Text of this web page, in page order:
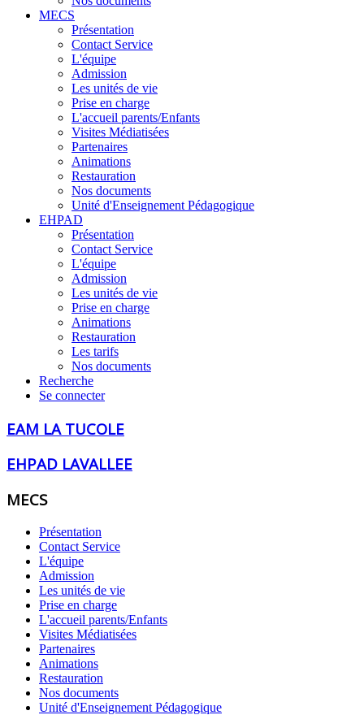
MECS
Présentation
Contact Service
L'équipe
Admission
Les unités de vie
Prise en charge
L'accueil parents/Enfants
Visites Médiatisées
Partenaires
Animations
Restauration
Nos documents
Unité d'Enseignement Pédagogique
EHPAD
Présentation
Contact Service
L'équipe
Admission
Les unités de vie
Prise en charge
Animations
Restauration
Les tarifs
Nos documents
Recherche
Se connecter
EAM LA TUCOLE
EHPAD LAVALLEE
MECS
Présentation
Contact Service
L'équipe
Admission
Les unités de vie
Prise en charge
L'accueil parents/Enfants
Visites Médiatisées
Partenaires
Animations
Restauration
Nos documents
Unité d'Enseignement Pédagogique